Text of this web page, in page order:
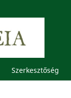
Szerkesztőség